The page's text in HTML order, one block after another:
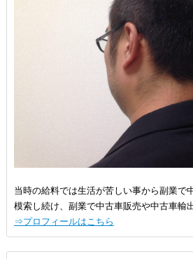
当時の給料では生活が苦しい事から副業で
模索し続け、副業で中古車販売や中古車輸
⇒プロフィールはこちら